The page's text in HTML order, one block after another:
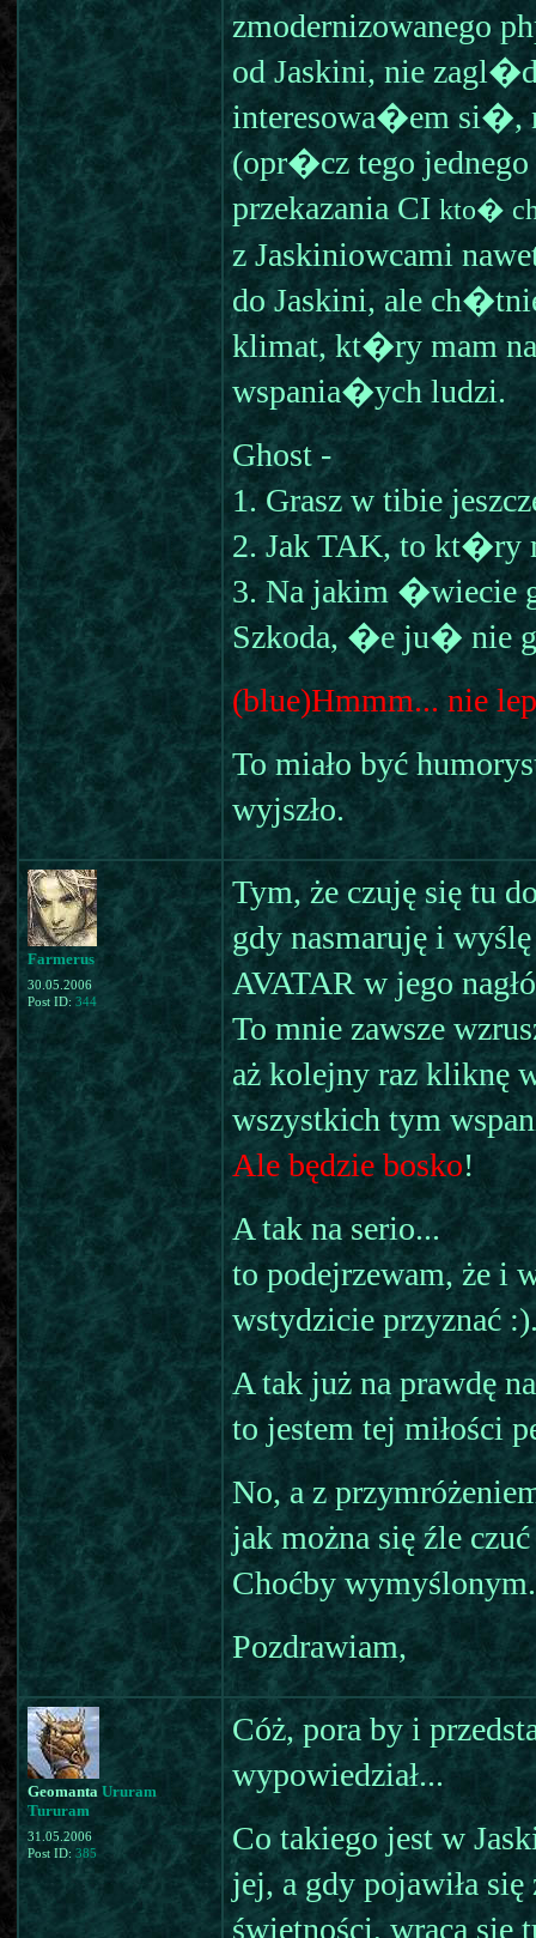
zmodernizowanego
od Jaskini, nie
interesowa�em si�,
(opr�cz tego
przekazania CI kto�
z Jaskiniowcami
do Jaskini, ale
klimat, kt�ry mam
wspania�ych ludzi.
Ghost -
1. Grasz w tibie
2. Jak TAK, to kt�ry
3. Na jakim �wiecie
Szkoda, �e ju� nie
(blue)Hmmm... nie
To miało być
wyjszło.
Farmerus
30.05.2006
Post ID: 344
Tym, że czuję się tu
gdy nasmaruję i
AVATAR w jego
To mnie zawsze
aż kolejny raz kliknę
wszystkich tym
Ale będzie bosko!
A tak na serio...
to podejrzewam, że i
wstydzicie przyznać
A tak już na prawdę
to jestem tej miłości
No, a z
jak można się źle
Choćby
Pozdrawiam,
Geomanta Ururam
Tururam
31.05.2006
Post ID: 385
Cóż, pora by i
wypowiedział...
Co takiego jest w
jej, a gdy pojawiła
świetności, wraca się